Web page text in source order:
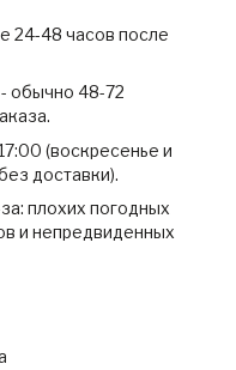
24-48 часов после
обычно 48-72
(воскресенье и
доставки).
плохих погодных
и непредвиденных